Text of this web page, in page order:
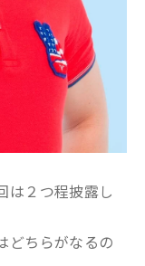
は２つ程披露し
どちらがなるの